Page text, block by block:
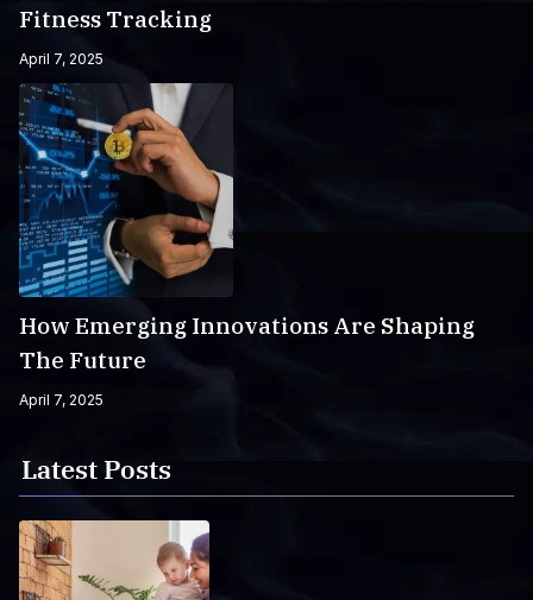
Fitness Tracking
April 7, 2025
How Emerging Innovations Are Shaping
The Future
April 7, 2025
Latest Posts